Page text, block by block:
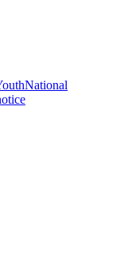
National